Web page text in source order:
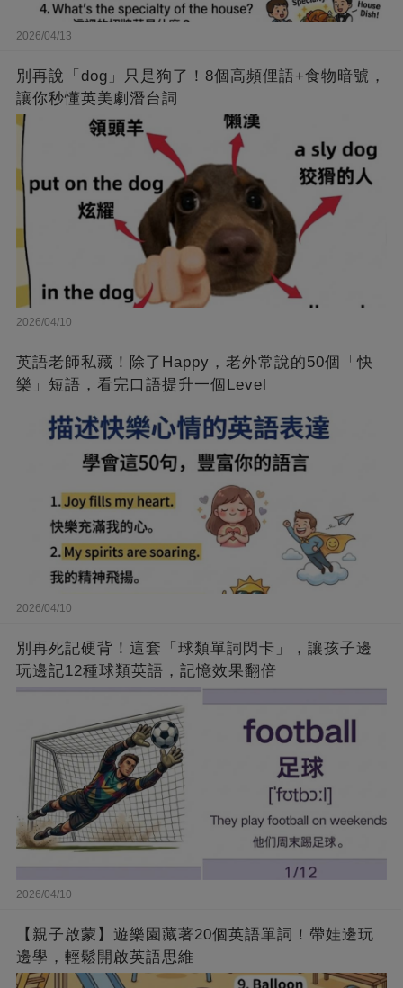
2026/04/13
別再說「dog」只是狗了！8個高頻俚語+食物暗號，
讓你秒懂英美劇潛台詞
2026/04/10
英語老師私藏！除了Happy，老外常說的50個「快
樂」短語，看完口語提升一個Level
2026/04/10
別再死記硬背！這套「球類單詞閃卡」，讓孩子邊
玩邊記12種球類英語，記憶效果翻倍
2026/04/10
【親子啟蒙】遊樂園藏著20個英語單詞！帶娃邊玩
邊學，輕鬆開啟英語思維